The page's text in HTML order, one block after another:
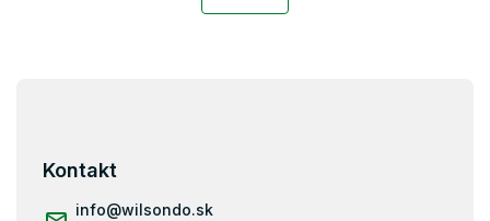
Kontakt
info@wilsondo.sk